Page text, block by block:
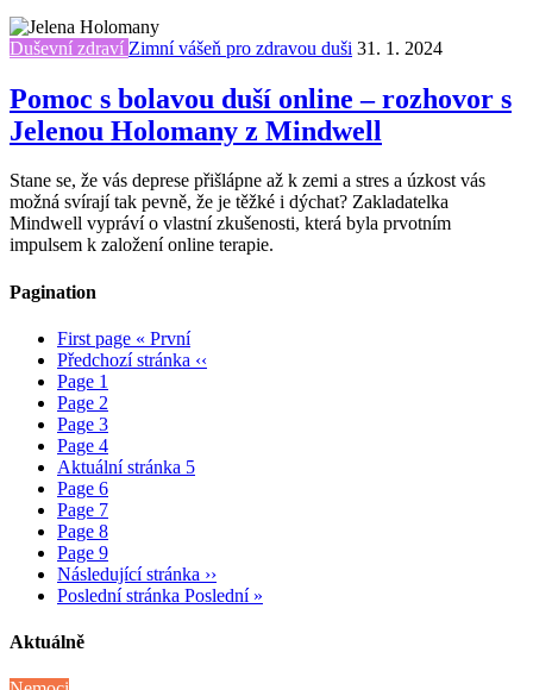
Duševní zdraví Zimní vášeň pro zdravou duši 31. 1. 2024
Pomoc s bolavou duší online – rozhovor s
Jelenou Holomany z Mindwell
Stane se, že vás deprese přišlápne až k zemi a stres a úzkost vás
možná svírají tak pevně, že je těžké i dýchat? Zakladatelka
Mindwell vypráví o vlastní zkušenosti, která byla prvotním
impulsem k založení online terapie.
Pagination
First page « První
Předchozí stránka ‹‹
Page 1
Page 2
Page 3
Page 4
Aktuální stránka 5
Page 6
Page 7
Page 8
Page 9
Následující stránka ››
Poslední stránka Poslední »
Aktuálně